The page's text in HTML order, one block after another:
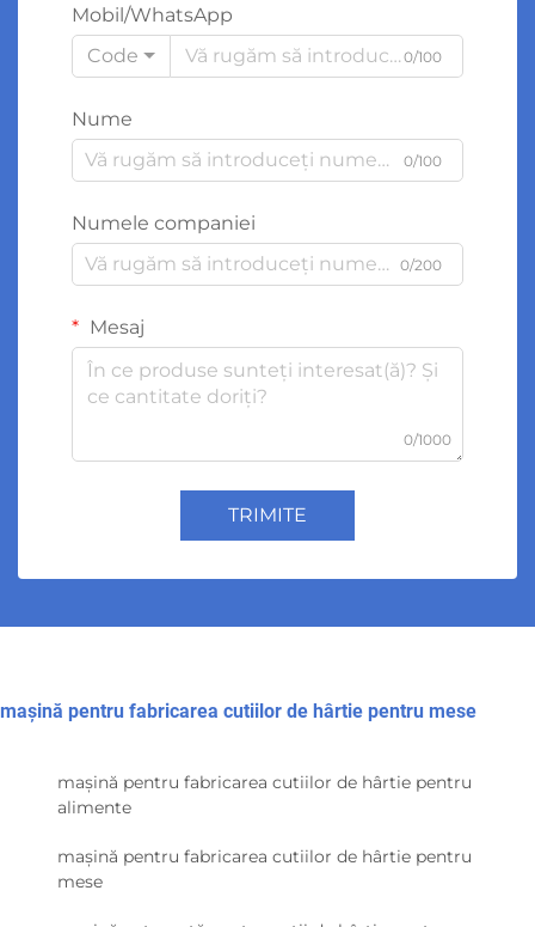
Mobil/WhatsApp
Code
0/100
Nume
0/100
Numele companiei
0/200
Mesaj
0/1000
TRIMITE
mașină pentru fabricarea cutiilor de hârtie pentru mese
mașină pentru fabricarea cutiilor de hârtie pentru
alimente
mașină pentru fabricarea cutiilor de hârtie pentru
mese